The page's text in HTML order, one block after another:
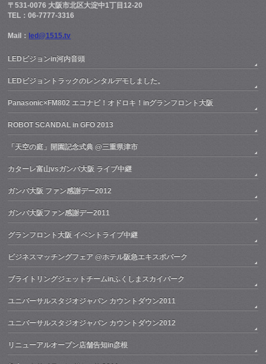
〒531-0076 大阪市北区大淀中1丁目12-20
TEL：06-7777-3316
Mail： led@1515.tv
LEDビジョンin河内音頭
LEDビジョントラックのレンタルデモしました。
Panasonic×FM802 エコナビ！オドロキ！inグランフロント大阪
ROBOT SCANDAL in GFO 2013
「天空の庭」開園記念式典 @三重県津市
カターレ富山vsガンバ大阪 ライブ中継
ガンバ大阪 ファン感謝デー2012
ガンバ大阪ファン感謝デー2011
グランフロント大阪 イベントライブ中継
ビジネスマッチングフェア @ホテル阪急エキスポパーク
ブライトリングジェットチームinふくしまスカイパーク
ユニバーサルスタジオジャパン カウントダウン2011
ユニバーサルスタジオジャパン カウントダウン2012
リニューアルオープン店舗告知in彦根